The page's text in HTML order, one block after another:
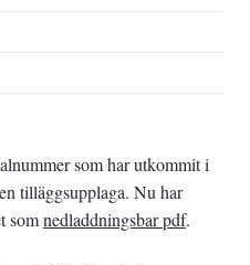
som har utkommit i
tilläggsupplaga. Nu har
somnedladdningsbar pdf.